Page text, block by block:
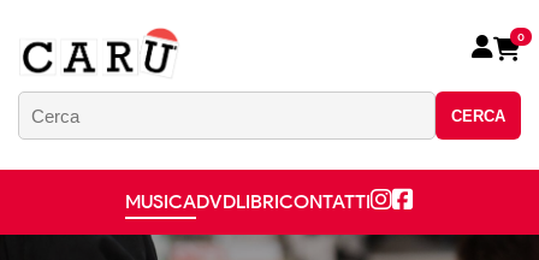
CERCA
0
MUSICADVDLIBRICONTATTI